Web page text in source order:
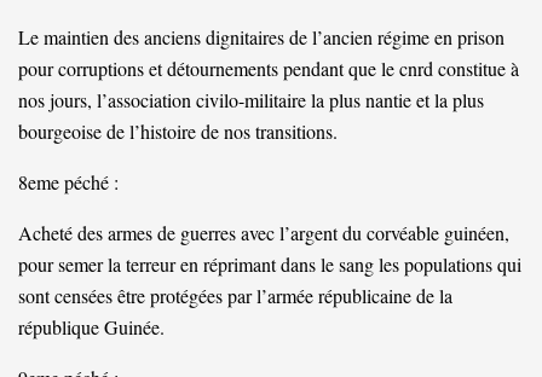
Le maintien des anciens dignitaires de l’ancien régime en prison
pour corruptions et détournements pendant que le cnrd constitue à
nos jours, l’association civilo-militaire la plus nantie et la plus
bourgeoise de l’histoire de nos transitions.
8eme péché :
Acheté des armes de guerres avec l’argent du corvéable guinéen,
pour semer la terreur en réprimant dans le sang les populations qui
sont censées être protégées par l’armée républicaine de la
république Guinée.